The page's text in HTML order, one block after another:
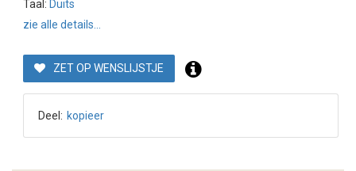
Taal: Duits
zie alle details...
ZET OP WENSLIJSTJE
Deel: kopieer